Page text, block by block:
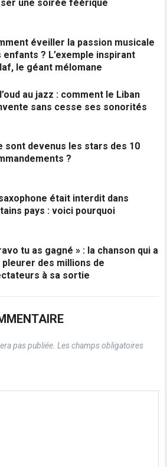
une soirée féérique
éveiller la passion musicale
enfants ? L’exemple inspirant
le géant mélomane
au jazz : comment le Liban
sans cesse ses sonorités
sont devenus les stars des 10
?
était interdit dans
pays : voici pourquoi
tu as gagné » : la chanson qui a
des millions de
à sa sortie
pas publiée. Les champs obligatoires